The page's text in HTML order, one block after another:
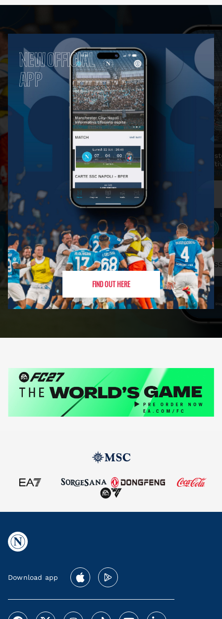
NEW OFFICIAL
APP
FIND OUT HERE
Download app